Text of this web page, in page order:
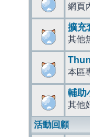
網頁
擴充
其他
本區
輔助
其他
活動回顧